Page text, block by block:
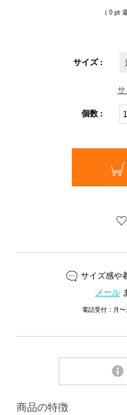
( 0 pt
サイズ :
個数 :
サイズ感や
メール
電話受付：月
商品の特徴